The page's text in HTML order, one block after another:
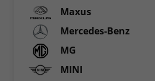
Maxus
Mercedes-Benz
MG
MINI